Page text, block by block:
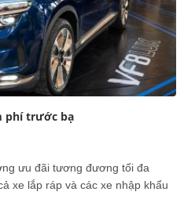
phí trước bạ
ưu đãi tương đương tối đa
xe lắp ráp và các xe nhập khẩu